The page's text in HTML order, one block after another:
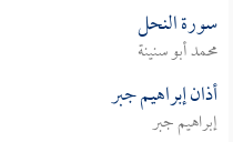
سورة النحل
محمد أبو سنينة
أذان إبراهيم جبر
إبراهيم جبر